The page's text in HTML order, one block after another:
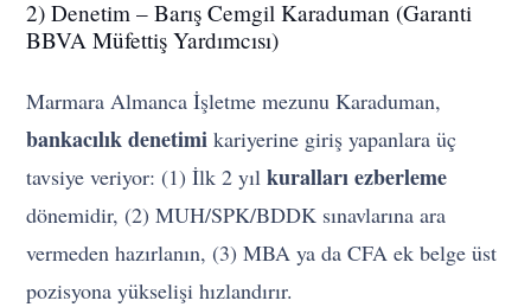
2) Denetim – Barış Cemgil Karaduman (Garanti
BBVA Müfettiş Yardımcısı)
Marmara Almanca İşletme mezunu Karaduman,
bankacılık denetimi kariyerine giriş yapanlara üç
tavsiye veriyor: (1) İlk 2 yılkuralları ezberleme
dönemidir, (2) MUH/SPK/BDDK sınavlarına ara
vermeden hazırlanın, (3) MBA ya da CFA ek belge üst
pozisyona yükselişi hızlandırır.